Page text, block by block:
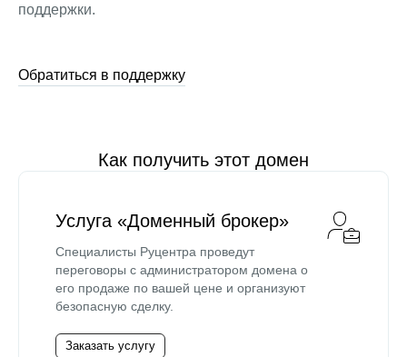
поддержки.
Обратиться в поддержку
Как получить этот домен
Услуга «Доменный брокер»
Специалисты Руцентра проведут
переговоры с администратором домена о
его продаже по вашей цене и организуют
безопасную сделку.
Заказать услугу